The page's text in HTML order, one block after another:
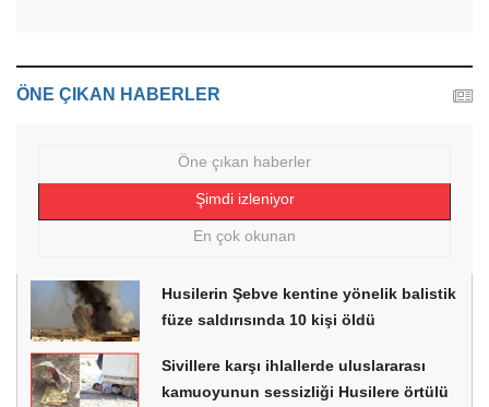
ÖNE ÇIKAN HABERLER
Öne çıkan haberler
Şimdi izleniyor
En çok okunan
Husilerin Şebve kentine yönelik balistik
füze saldırısında 10 kişi öldü
Sivillere karşı ihlallerde uluslararası
kamuoyunun sessizliği Husilere örtülü